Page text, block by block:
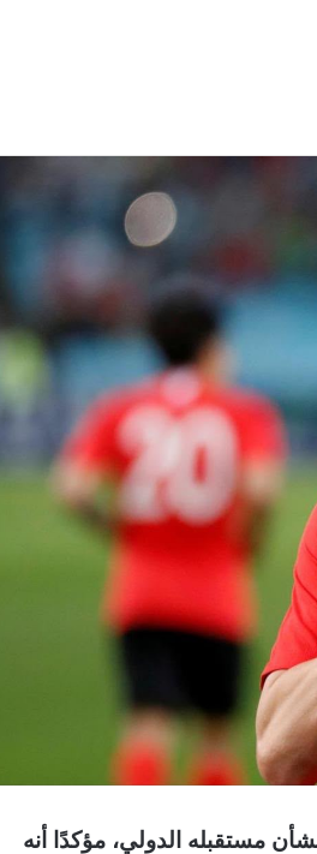
مستقبله الدولي، مؤكدًا أنه